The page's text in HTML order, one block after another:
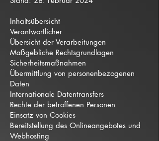
Inhaltsübersicht
Verantwortlicher
Übersicht der Verarbeitungen
Maßgebliche Rechtsgrundlagen
Sicherheitsmaßnahmen
Übermittlung von personenbezogenen
Daten
Internationale Datentransfers
Rechte der betroffenen Personen
Einsatz von Cookies
Bereitstellung des Onlineangebotes und
Webhosting